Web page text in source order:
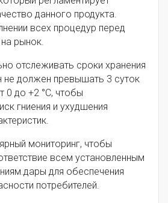
данного продукта.
всех процедур перед
рынок.
отслеживать сроки хранения
не должен превышать 3 суток
0 до +2 °C, чтобы
гниения и ухудшения
мониторинг, чтобы
всем установленным
для обеспечения
потребителей.